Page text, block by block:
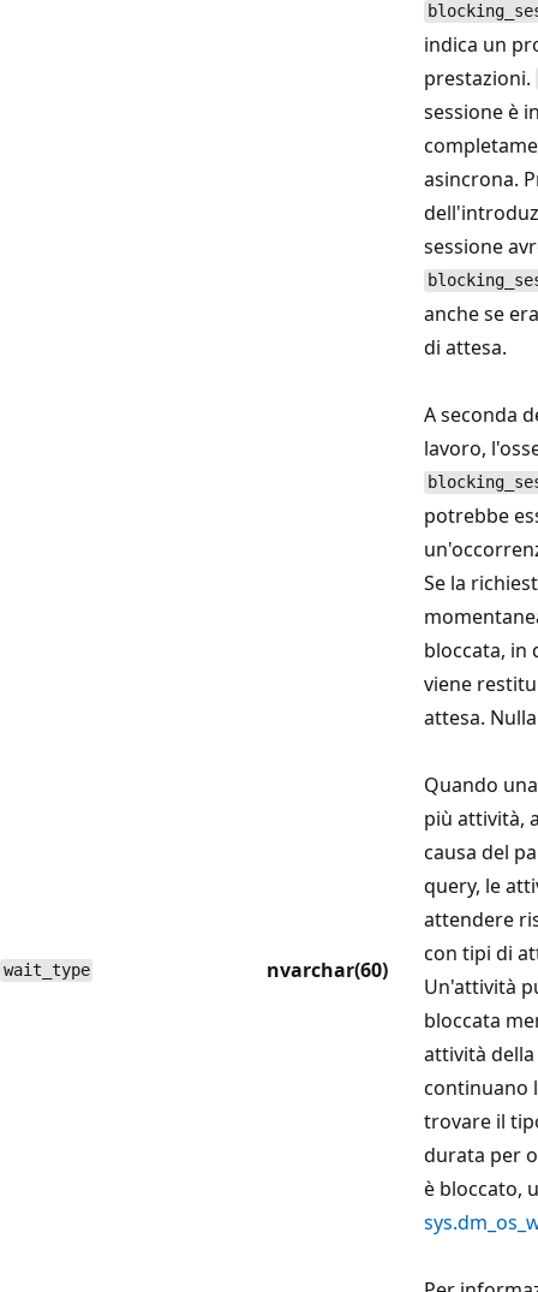
indica un
prestazioni.
sessione è
asincrona.
sessione
anche se
di attesa.
A seconda
lavoro,
potrebbe
wait_type nvarchar(60)
Se la
bloccata, in
viene
attesa.
Quando
più attività,
causa del
query, le
attendere
con tipi di
Un'attività
bloccata
attività
continuano
trovare il
durata per
è bloccato,